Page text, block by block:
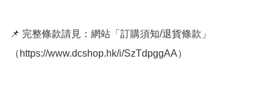
📌 完整條款請見：網站「訂購須知/退貨條款」
（https://www.dcshop.hk/i/SzTdpggAA）